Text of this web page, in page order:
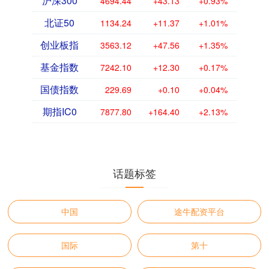
北证50 1134.24 +11.37 +1.01%
创业板指 3563.12 +47.56 +1.35%
基金指数 7242.10 +12.30 +0.17%
国债指数 229.69 +0.10 +0.04%
期指IC0 7877.80 +164.40 +2.13%
话题标签
中国 途牛配资平台
国际 第十